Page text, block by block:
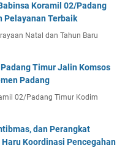
Koramil 02/Padang
Pelayanan Terbaik
Natal dan Tahun Baru
Timur Jalin Komsos
Padang
02/Padang Timur Kodim
dan Perangkat
Koordinasi Pencegahan